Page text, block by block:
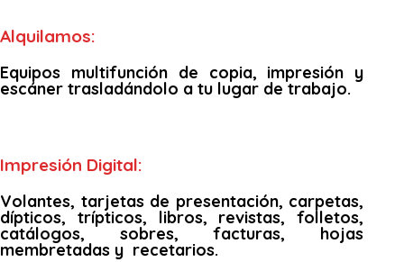
Alquilamos:
Equipos multifunción de copia, impresión y
escáner trasladándolo a tu lugar de trabajo.
Impresión Digital:
Volantes, tarjetas de presentación, carpetas,
dípticos, trípticos, libros, revistas, folletos,
catálogos, sobres, facturas, hojas
membretadas y recetarios.